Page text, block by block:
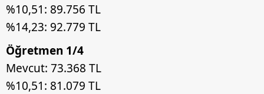
%10,51: 89.756 TL
%14,23: 92.779 TL
Öğretmen 1/4
Mevcut: 73.368 TL
%10,51: 81.079 TL